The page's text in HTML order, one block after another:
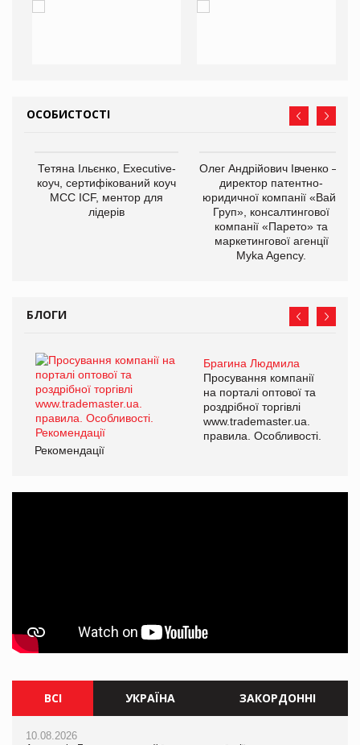
ОСОБИСТОСТІ
Тетяна Ільєнко, Executive-
коуч, сертифікований коуч
МСС ICF, ментор для
лідерів
Олег Андрійович Івченко —
директор патентно-
юридичної компанії «Вайз
Груп», консалтингової
компанії «Парето» та
маркетингової агенції
Myka Agency.
БЛОГИ
Брагина Людмила
Просування компанії
на порталі оптової та
роздрібної торгівлі
www.trademaster.ua.
правила. Особливості.
Рекомендації
ВСІ УКРАЇНА ЗАКОРДОННІ
10.08.2026
10.08.2026
10.08.2026